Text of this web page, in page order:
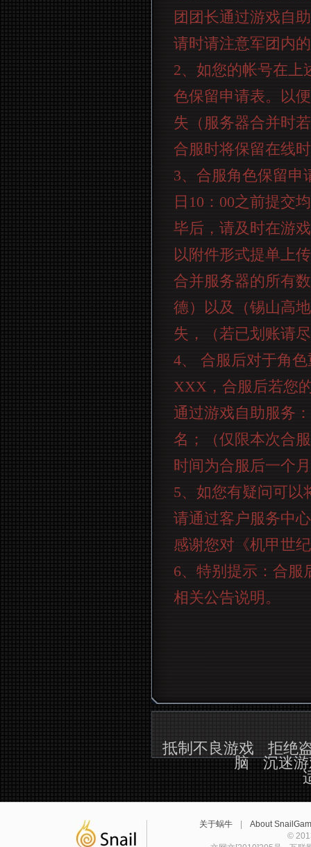
团团长通过游戏自
请时请注意军团内
2、如您的帐号在上
色保留申请表。以
失（服务器合并时
合服时将保留在线
3、合服角色保留申
日10：00之前提交
毕后，请及时在游
以附件形式提单上
合并服务器的所有
德）以及（锡山高
失，（若已划账请
4、 合服后对于角
XXX，合服后若您
通过游戏自助服务：
名；（仅限本次合
时间为合服后一个
5、如您有疑问可以
请通过客户服务中
感谢您对《机甲世
6、特别提示：合服
相关公告说明。
抵制不良游戏
拒绝
脑
沉迷
关于蜗牛
About
©